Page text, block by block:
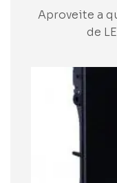
Aproveite a
de